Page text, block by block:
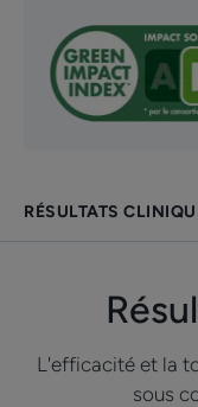
RÉSULTATS
L'efficacité et la
sous